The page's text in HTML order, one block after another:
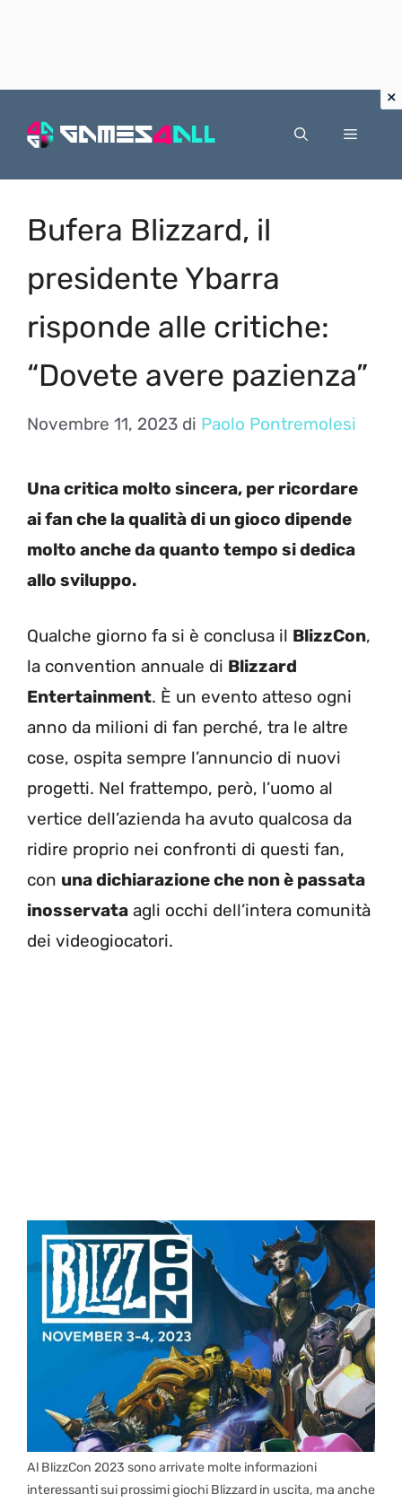
Menu
Bufera Blizzard, il
presidente Ybarra
risponde alle critiche:
“Dovete avere pazienza”
Novembre 11, 2023 di Paolo Pontremolesi
Una critica molto sincera, per ricordare
ai fan che la qualità di un gioco dipende
molto anche da quanto tempo si dedica
allo sviluppo.
Qualche giorno fa si è conclusa il BlizzCon,
la convention annuale di Blizzard
Entertainment. È un evento atteso ogni
anno da milioni di fan perché, tra le altre
cose, ospita sempre l’annuncio di nuovi
progetti. Nel frattempo, però, l’uomo al
vertice dell’azienda ha avuto qualcosa da
ridire proprio nei confronti di questi fan,
con una dichiarazione che non è passata
inosservata agli occhi dell’intera comunità
dei videogiocatori.
Al BlizzCon 2023 sono arrivate molte informazioni
interessanti sui prossimi giochi Blizzard in uscita, ma anche